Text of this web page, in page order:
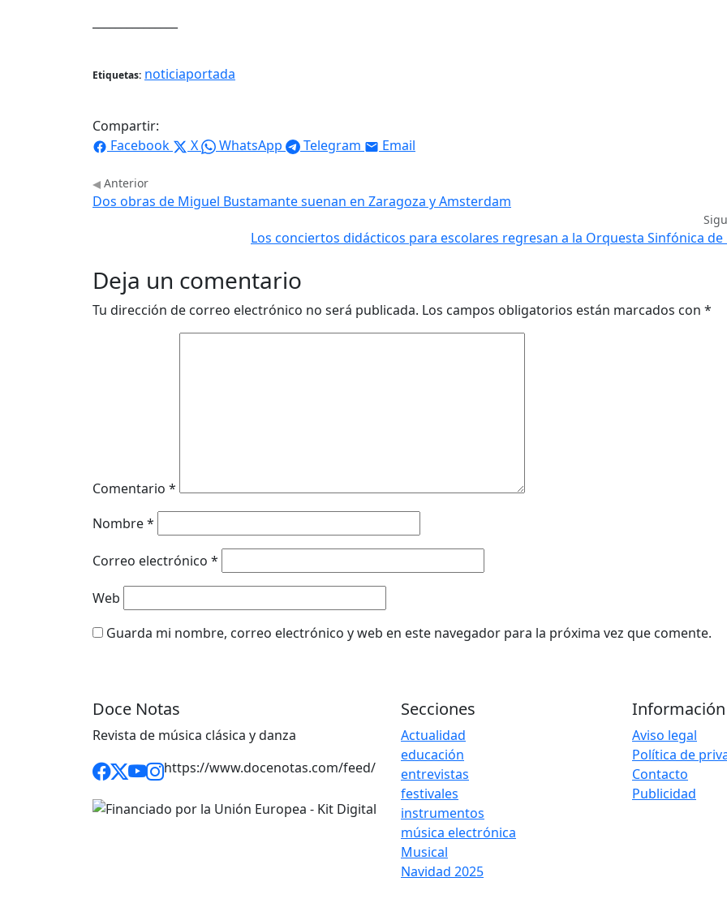
Etiquetas: noticiaportada
Compartir:
Facebook
X WhatsApp Telegram Email
Anterior
Dos obras de Miguel Bustamante suenan en Zaragoza y Amsterdam
Los conciertos didácticos para escolares regresan a la Orquesta Sinfónica de
Deja un comentario
Tu dirección de correo electrónico no será publicada. Los campos obligatorios están marcados con *
Comentario *
Nombre*
Correo electrónico *
Web
Guarda mi nombre, correo electrónico y web en este navegador para la próxima vez que comente.
Doce Notas
Revista de música clásica y danza
https://www.docenotas.com/feed/
Secciones
Actualidad
educación
entrevistas
festivales
instrumentos
música electrónica
Musical
Navidad 2025
Información
Aviso legal
Política de
Contacto
Publicidad